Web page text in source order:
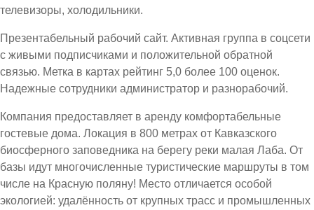
телевизоры, холодильники.
Презентабельный рабочий сайт. Активная группа в соцсети
с живыми подписчиками и положительной обратной
связью. Метка в картах рейтинг 5,0 более 100 оценок.
Надежные сотрудники администратор и разнорабочий.
Компания предоставляет в аренду комфортабельные
гостевые дома. Локация в 800 метрах от Кавказского
биосферного заповедника на берегу реки малая Лаба. От
базы идут многочисленные туристические маршруты в том
числе на Красную поляну! Место отличается особой
экологией: удалённость от крупных трасс и промышленных